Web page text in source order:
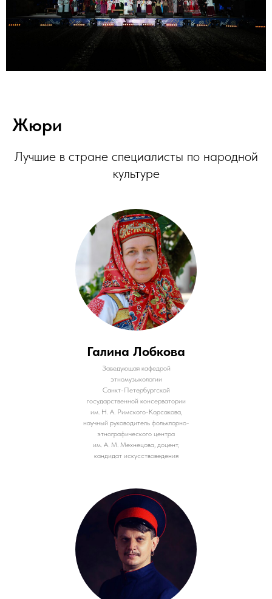
Жюри
Лучшие в стране специалисты по народной
культуре
Галина Лобкова
Заведующая кафедрой
этномузыкологии
Санкт-Петербургской
государственной консерватории
им. Н. А. Римского-Корсакова,
научный руководитель фольклорно-
этнографического центра
им. А. М. Мехнецова, доцент,
кандидат искусствоведения